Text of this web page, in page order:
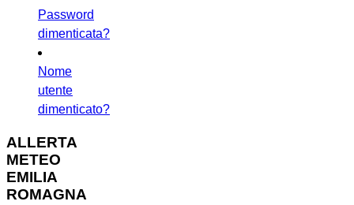
Password
dimenticata?
Nome
utente
dimenticato?
ALLERTA
METEO
EMILIA
ROMAGNA